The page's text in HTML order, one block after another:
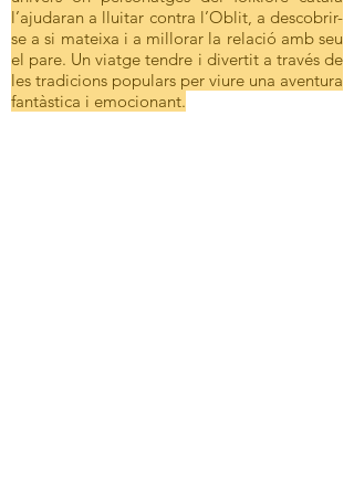
l’ajudaran a lluitar contra l’Oblit, a descobrir-
se a si mateixa i a millorar la relació amb seu
el pare. Un viatge tendre i divertit a través de
les tradicions populars per viure una aventura
fantàstica i emocionant.